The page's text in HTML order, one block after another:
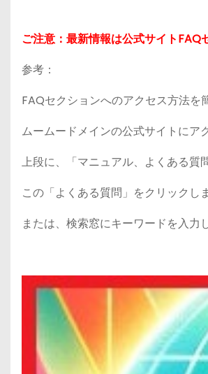
ご注意：最新情報は公式サイトFAQ
参考：
FAQセクションへのアクセス方法を
ムームードメインの公式サイトにア
上段に、「マニュアル、よくある質
この「よくある質問」をクリックしま
または、検索窓にキーワードを入力